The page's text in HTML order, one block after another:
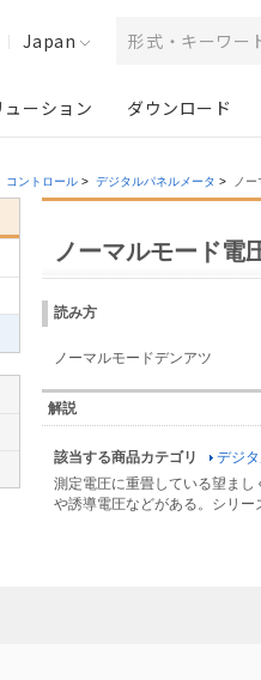
Japan
ューション ダウンロード
コントロール > デジタルパネルメータ > ノ
ノーマルモード電
読み方
ノーマルモードデンアツ
解説
該当する商品カテゴリ
デジ
測定電圧に重畳している望ま
や誘導電圧などがある。シリ